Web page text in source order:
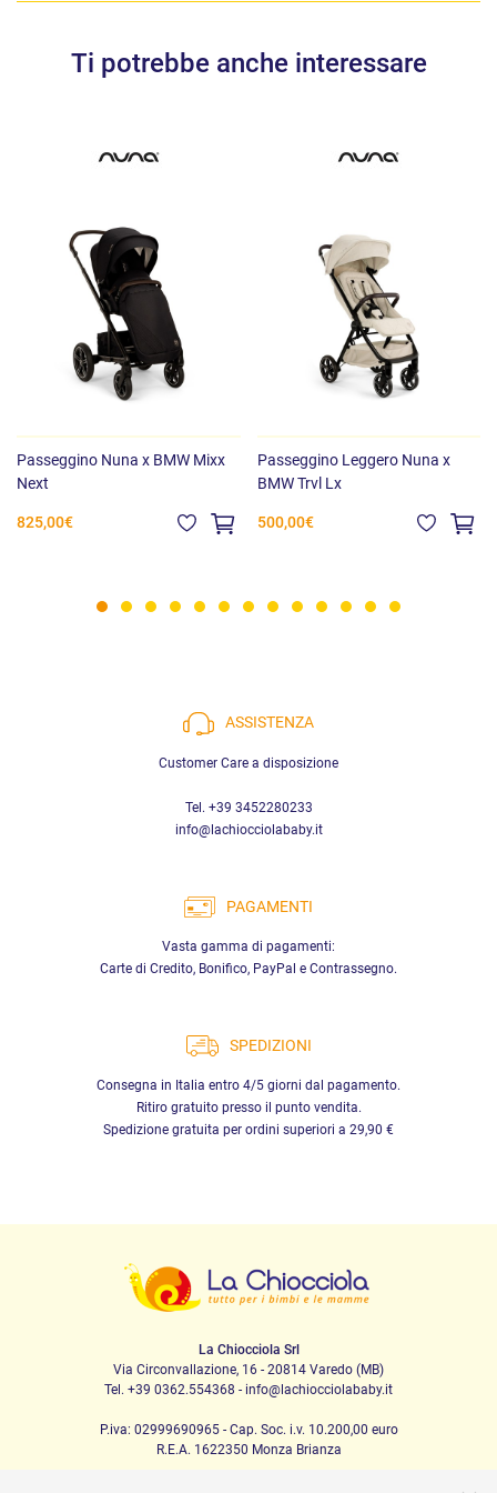
Ti potrebbe anche interessare
Passeggino Nuna x BMW Mixx
Next
825,00€
Passeggino Leggero Nuna x
BMW Trvl Lx
500,00€
ASSISTENZA
Customer Care a disposizione
Tel. +39 3452280233
info@lachiocciolababy.it
PAGAMENTI
Vasta gamma di pagamenti:
Carte di Credito, Bonifico, PayPal e Contrassegno.
SPEDIZIONI
Consegna in Italia entro 4/5 giorni dal pagamento.
Ritiro gratuito presso il punto vendita.
Spedizione gratuita per ordini superiori a 29,90 €
La Chiocciola Srl
Via Circonvallazione, 16 - 20814 Varedo (MB)
Tel. +39 0362.554368 - info@lachiocciolababy.it
P.iva: 02999690965 - Cap. Soc. i.v. 10.200,00 euro
R.E.A. 1622350 Monza Brianza